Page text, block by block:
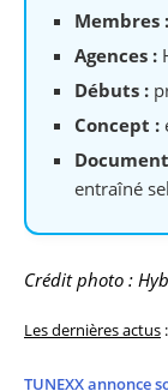
Membres :
Agences :
Débuts :
Concept :
entraîné
Crédit photo :
Les dernières actus :
TUNEXX annonce